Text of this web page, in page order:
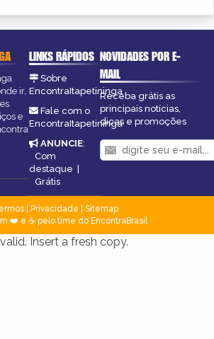
ir,
e
LINKS RÁPIDOS
Sobre
EncontraItapetininga
Fale com o
EncontraItapetininga
ANUNCIE:
Com
destaque |
Grátis
NOVIDADES POR E-
MAIL
Receba grátis as
principais notícias,
dicas e promoções
| Privacidade
Sitemap
❤️ e ☕ pelo time do EncontraBrasil
Insert a fresh copy.